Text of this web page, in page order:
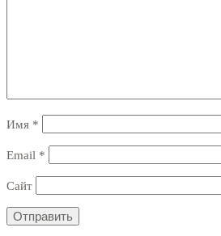
Имя *
Email *
Сайт